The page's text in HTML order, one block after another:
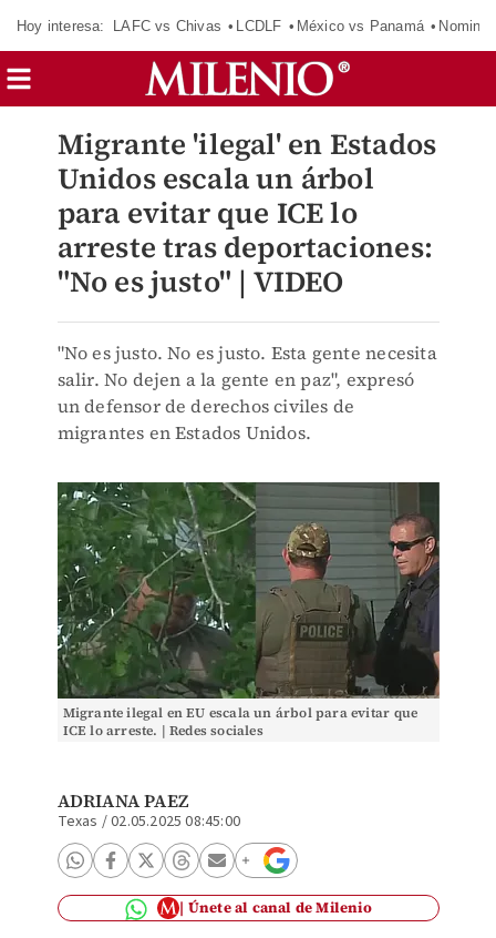
Hoy interesa: LAFC vs Chivas LCDLF México vs Panamá
Migrante 'ilegal' en Estados
Unidos escala un árbol
para evitar que ICE lo
arreste tras deportaciones:
"No es justo" | VIDEO
"No es justo. No es justo. Esta gente necesita
salir. No dejen a la gente en paz", expresó
un defensor de derechos civiles de
migrantes en Estados Unidos.
Migrante ilegal en EU escala un árbol para evitar que
ICE lo arreste. | Redes sociales
ADRIANA PAEZ
Texas /02.05.2025 08:45:00
Únete al canal de Milenio